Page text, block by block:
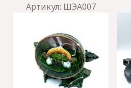
Артикул: ШЭА007